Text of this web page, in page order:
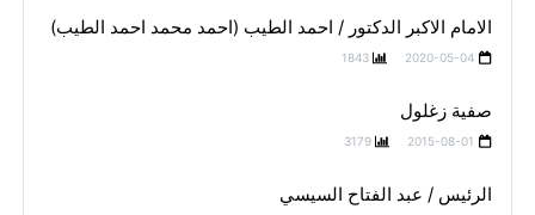
الامام الاكبر الدكتور / احمد الطيب (احمد محمد احمد الطيب)
2020-05-04
1843
صفية زغلول
2015-08-01
3179
الرئيس / عبد الفتاح السيسي